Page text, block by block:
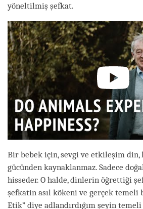
yöneltilmiş şefkat.
Bir bebek için, sevgi ve etkileşim din,
gücünden kaynaklanmaz. Sadece
hisseder. O halde, dinlerin öğrettiği
şefkatin asıl kökeni ve gerçek temeli
Etik” diye adlandırdığım şeyin